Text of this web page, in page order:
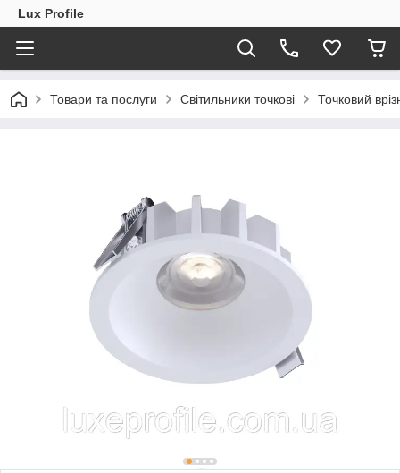
Lux Profile
Товари та послуги Світильники точкові Точковий